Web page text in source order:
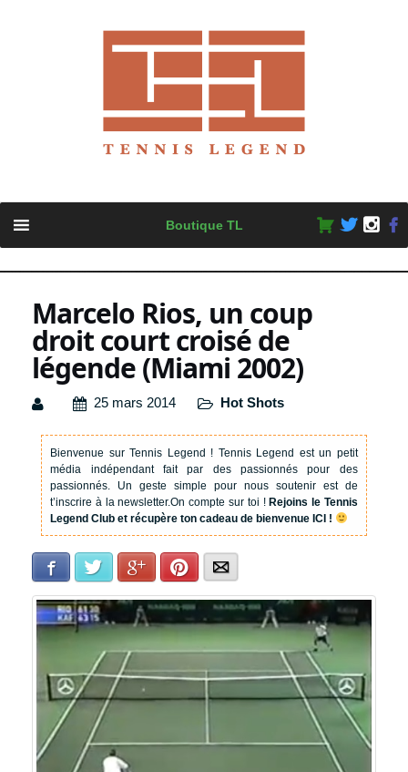
content
Boutique TL
Marcelo Rios, un coup
droit court croisé de
légende (Miami 2002)
25 mars 2014 Hot Shots
Bienvenue sur Tennis Legend ! Tennis Legend est un petit
média indépendant fait par des passionnés pour des
passionnés. Un geste simple pour nous soutenir est de
t’inscrire à la newsletter.On compte sur toi !Rejoins le Tennis
Legend Club et récupère ton cadeau de bienvenue ICI !
Facebook Twitter Google+Pinterest